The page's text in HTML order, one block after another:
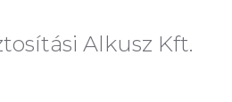
Alkusz Kft.